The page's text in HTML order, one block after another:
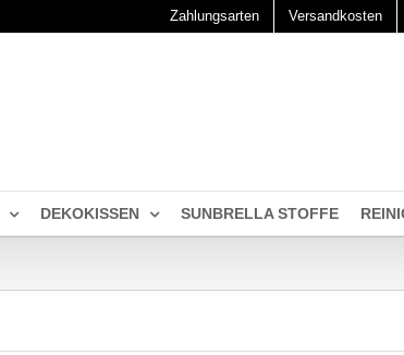
Zahlungsarten Versandkosten
DEKOKISSEN SUNBRELLA STOFFE